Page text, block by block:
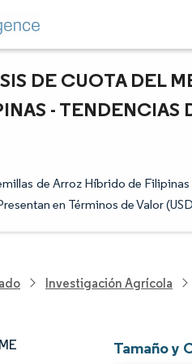
DE CUOTA DEL
-
de Arroz Híbrido de
en Términos de Valor
Investigación Agrícola
Tamaño y